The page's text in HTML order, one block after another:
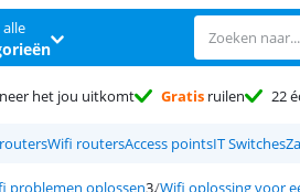
alle
het jou uitkomt Gratis ruilen 22
Wifi routersAccess pointsIT Switches
problemen oplossen Wifi oplossing voor